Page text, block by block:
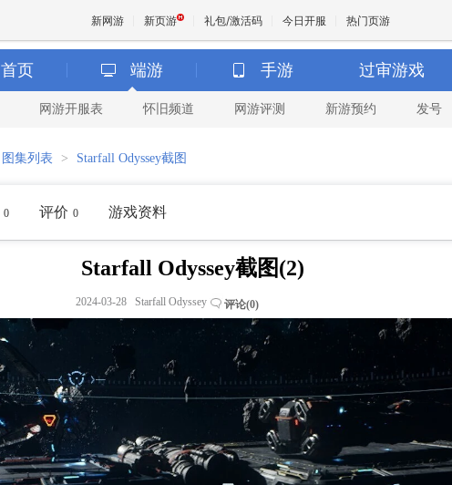
新网游 新页游 礼包/激活码 今日开服 热门页游
魔兽 DNF
首页 端游 手游 过审游戏
网游开服表 怀旧频道 网游评测 新游预约 发号
图集列表 > Starfall Odyssey截图
0 评价 0 游戏资料
Starfall Odyssey截图(2)
评论(0)
2024-03-28 Starfall Odyssey